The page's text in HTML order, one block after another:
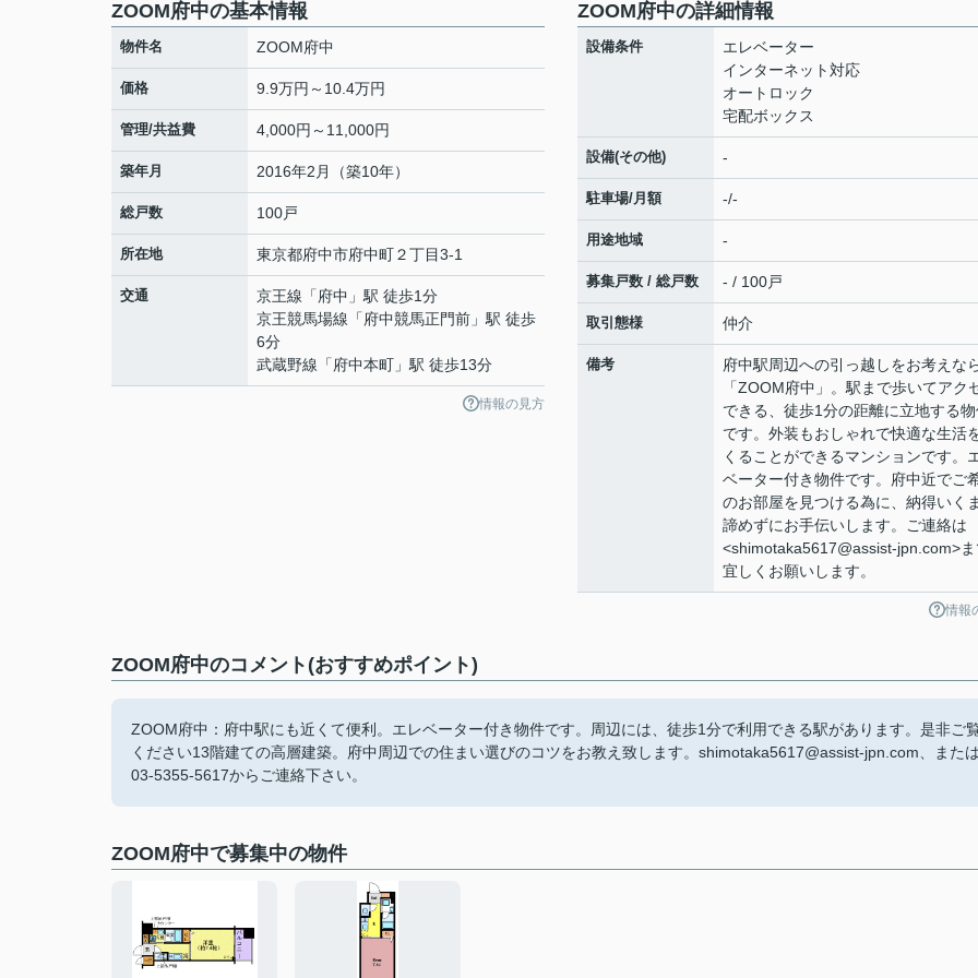
ZOOM府中の基本情報
物件名 ZOOM府中
価格 9.9万円～10.4万円
管理/共益費 4,000円～11,000円
築年月 2016年2月（築10年）
総戸数 100戸
所在地 東京都府中市府中町２丁目3-1
交通 京王線 「府中 」駅 徒歩1分
京王競馬場線 「府中競馬正門前 」駅 徒歩
6分
武蔵野線 「府中本町 」駅 徒歩13分
情報の見方
ZOOM府中の詳細情報
設備条件
エレベーター
インターネット対応
オートロック
宅配ボックス
設備(その他) -
駐車場/月額 -/-
用途地域 -
募集戸数 / 総戸数 - / 100戸
取引態様 仲介
備考
府中駅周辺への引っ越しをお考えな
「ZOOM府中」。駅まで歩いてアク
できる、徒歩1分の距離に立地する
です。外装もおしゃれで快適な生活
くることができるマンションです。
ベーター付き物件です。府中近でご
のお部屋を見つける為に、納得いく
諦めずにお手伝いします。ご連絡は
<shimotaka5617@assist-jpn.com>
宜しくお願いします。
情報
ZOOM府中のコメント(おすすめポイント)
ZOOM府中：府中駅にも近くて便利。エレベーター付き物件です。周辺には、徒歩1分で利用できる駅があります。是非ご
ください13階建ての高層建築。府中周辺での住まい選びのコツをお教え致します。shimotaka5617@assist-jpn.com、または
03-5355-5617からご連絡下さい。
ZOOM府中で募集中の物件